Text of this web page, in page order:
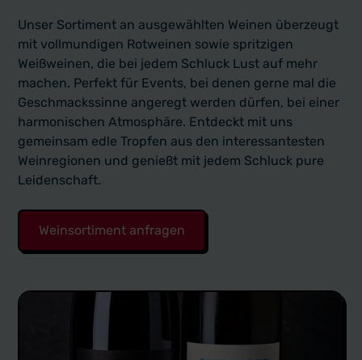
Unser Sortiment an ausgewählten Weinen überzeugt
mit vollmundigen Rotweinen sowie spritzigen
Weißweinen, die bei jedem Schluck Lust auf mehr
machen. Perfekt für Events, bei denen gerne mal die
Geschmackssinne angeregt werden dürfen, bei einer
harmonischen Atmosphäre. Entdeckt mit uns
gemeinsam edle Tropfen aus den interessantesten
Weinregionen und genießt mit jedem Schluck pure
Leidenschaft.
Weinsortiment anfragen